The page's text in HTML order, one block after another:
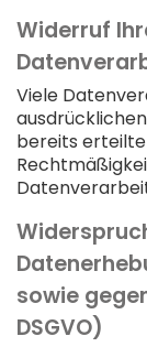
Widerruf
Viele
bereits erteilte
sowie
DSGVO)